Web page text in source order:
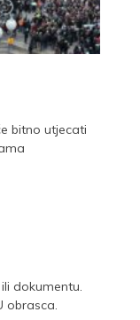
bitno utjecati
dokumentu.
obrasca.